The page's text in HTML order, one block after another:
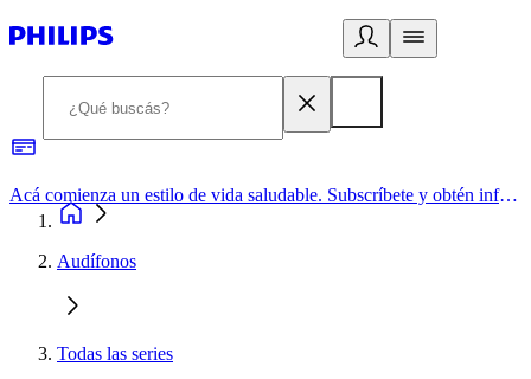
Acá comienza un estilo de vida saludable. Subscríbete y obtén información de primera mano
Audífonos
Todas las series